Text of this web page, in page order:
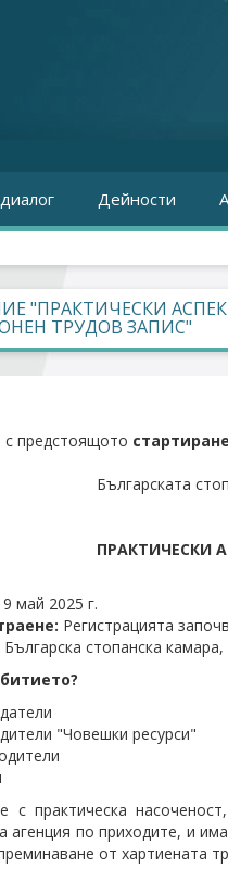
Дейности
"ПРАКТИЧЕСКИ
ТРУДОВ ЗАПИС"
с предстоящото
Българската
ПРАКТИЧЕСКИ
май 2025 г.
Регистрацията
Българска стопанска
"Човешки ресурси"
с практическа
агенция по приходите, и
от хартиената